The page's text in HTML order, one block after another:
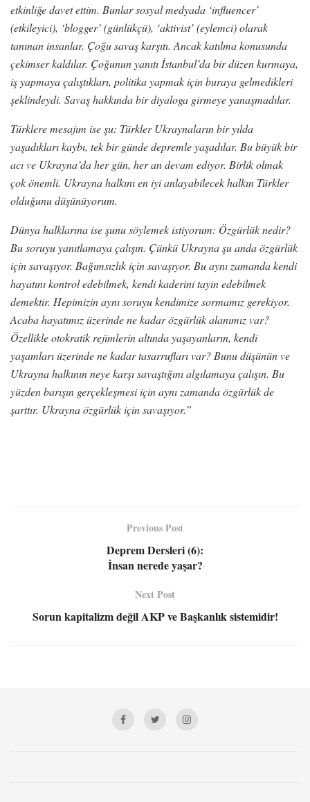
etkinliğe davet ettim. Bunlar sosyal medyada ‘influencer’
(etkileyici), ‘blogger’ (günlükçü), ‘aktivist’ (eylemci) olarak
tanınan insanlar. Çoğu savaş karşıtı. Ancak katılma konusunda
çekimser kaldılar. Çoğunun yanıtı İstanbul’da bir düzen kurmaya,
iş yapmaya çalıştıkları, politika yapmak için buraya gelmedikleri
şeklindeydi. Savaş hakkında bir diyaloga girmeye yanaşmadılar.
Türklere mesajım ise şu: Türkler Ukraynaların bir yılda
yaşadıkları kaybı, tek bir günde depremle yaşadılar. Bu büyük bir
acı ve Ukrayna’da her gün, her an devam ediyor. Birlik olmak
çok önemli. Ukrayna halkını en iyi anlayabilecek halkın Türkler
olduğunu düşünüyorum.
Dünya halklarına ise şunu söylemek istiyorum: Özgürlük nedir?
Bu soruyu yanıtlamaya çalışın. Çünkü Ukrayna şu anda özgürlük
için savaşıyor. Bağımsızlık için savaşıyor. Bu aynı zamanda kendi
hayatını kontrol edebilmek, kendi kaderini tayin edebilmek
demektir. Hepimizin aynı soruyu kendimize sormamız gerekiyor.
Acaba hayatımız üzerinde ne kadar özgürlük alanımız var?
Özellikle otokratik rejimlerin altında yaşayanların, kendi
yaşamları üzerinde ne kadar tasarrufları var? Bunu düşünün ve
Ukrayna halkının neye karşı savaştığını algılamaya çalışın. Bu
yüzden barışın gerçekleşmesi için aynı zamanda özgürlük de
şarttır. Ukrayna özgürlük için savaşıyor.”
Previous Post
Deprem Dersleri (6):
İnsan nerede yaşar?
Next Post
Sorun kapitalizm değil AKP ve Başkanlık sistemidir!